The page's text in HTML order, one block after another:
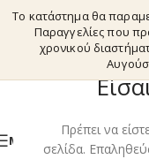
Πρέπει να
σελίδα.
Το κατάστημα θα
Παραγγελίες που
χρονικού
ΜΕΝΟΎ